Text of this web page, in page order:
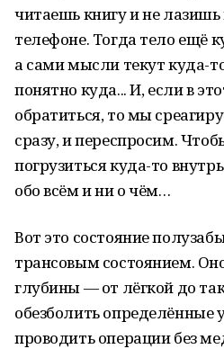
читаешь книгу и не
телефоне. Тогда тело ещё
а сами мысли текут куда-
понятно куда... И, если в
обратиться, то мы
сразу, и переспросим.
погрузиться куда-то
обо всём и ни о чём…
Вот это состояние
трансовым состоянием.
глубины — от лёгкой до
обезболить определённые
проводить операции без